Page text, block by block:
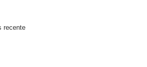
recente